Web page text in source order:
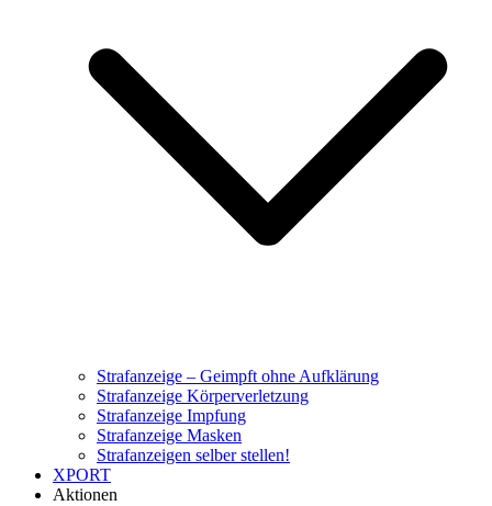
Strafanzeige – Geimpft ohne Aufklärung
Strafanzeige Körperverletzung
Strafanzeige Impfung
Strafanzeige Masken
Strafanzeigen selber stellen!
XPORT
Aktionen